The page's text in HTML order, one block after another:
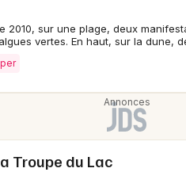
2010, sur une plage, deux
vertes. En haut, sur la dune,
Troupe du Lac